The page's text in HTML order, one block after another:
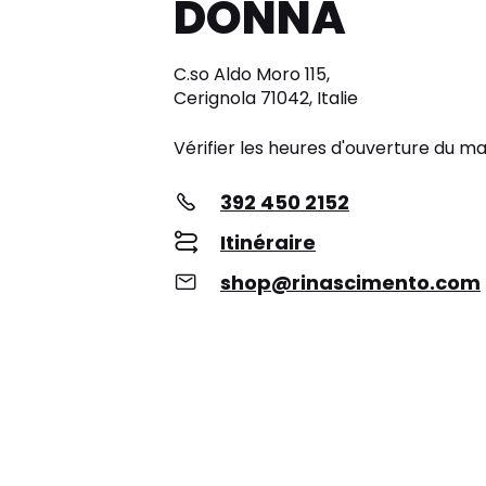
DONNA
C.so Aldo Moro 115,
Cerignola 71042, Italie
Vérifier les heures d'ouverture du
392 450 2152
Itinéraire
shop@rinascimento.com